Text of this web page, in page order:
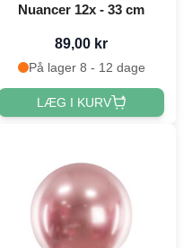
Nuancer 12x - 33 cm
89,00 kr
På lager 8 - 12 dage
LÆG I KURV